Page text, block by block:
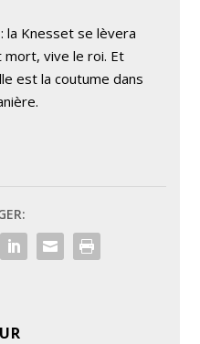
la Knesset se lèvera
vive le roi. Et
est la coutume dans